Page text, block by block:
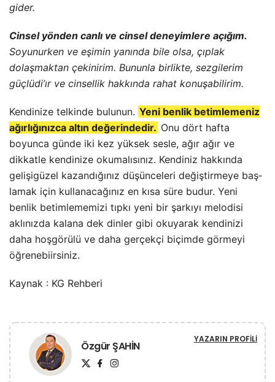
ağırlığınızca altın değerindedir.Onu dört hafta
boyunca günde iki kez yüksek sesle, ağır ağır ve
dikkatle kendinize okumalısınız. Kendi­niz hakkında
gelişigüzel kazandığınız düşünceleri değiştirmeye baş­
benlik betimlememizi tıpkı yeni bir şarkıyı melodisi
aklınızda kalana dek dinler gibi okuyarak kendinizi
daha hoşgörülü ve daha gerçekçi biçimde görmeyi
öğrenebiirsiniz.
Kaynak : KG Rehberi
YAZARIN PROFILI